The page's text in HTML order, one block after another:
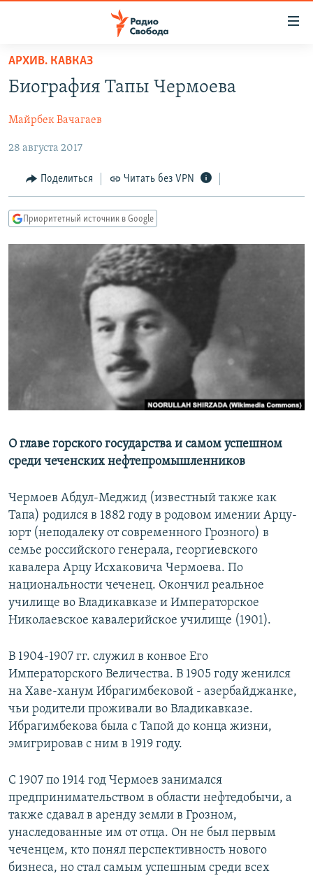
упрощенного
доступа
содержанию
Вернутся
главной
навигации
Вернутся
ПРОГРАММЫ
ПОДКАСТЫ
АВТОРСКИЕ ПРОЕКТЫ
ЦИТАТЫ СВОБОДЫ
МНЕНИЯ
КУЛЬТУРА
IDEL.РЕАЛИИ
КАВКАЗ.РЕАЛИИ
СЕВЕР.РЕАЛИИ
СИБИРЬ.РЕАЛИИ
РАСПИСАНИЕ ВЕЩАНИЯ
ПОДПИШИТЕСЬ НА РАССЫЛКУ
СОЦИАЛЬНЫЕ СЕТИ
АРХИВ. КАВКАЗ
Биография Тапы Чермоева
Майрбек Вачагаев
28 августа 2017
Поделиться Читать без VPN
Приоритетный источник в Google
О главе горского государства и самом успешном
среди чеченских нефтепромышленников
Чермоев Абдул-Меджид (известный также как
Тапа) родился в 1882 году в родовом имении Арцу-
юрт (неподалеку от современного Грозного) в
семье российского генерала, георгиевского
кавалера Арцу Исхаковича Чермоева. По
национальности чеченец. Окончил реальное
училище во Владикавказе и Императорское
Николаевское кавалерийское училище (1901).
В 1904-1907 гг. служил в конвое Его
Императорского Величества. В 1905 году женился
на Хаве-ханум Ибрагимбековой - азербайджанке,
чьи родители проживали во Владикавказе.
Ибрагимбекова была с Тапой до конца жизни,
эмигрировав с ним в 1919 году.
С 1907 по 1914 год Чермоев занимался
предпринимательством в области нефтедобычи, а
также сдавал в аренду земли в Грозном,
унаследованные им от отца. Он не был первым
чеченцем, кто понял перспективность нового
бизнеса, но стал самым успешным среди всех